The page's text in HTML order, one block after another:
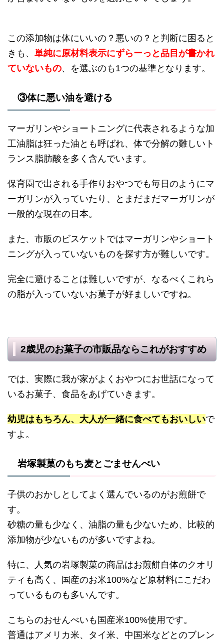
この添加物は体にいいの？悪いの？と判断に困ると
きも、 単純に原材料表示にずらーっと品目が書かれ
ていないもの、を選ぶのも1つの基準となります。
③体に悪い油を避ける
マーガリンやショートニングに代表されるような加
工油脂は狂った油とも呼ばれ、体で分解の難しいト
ランス脂肪酸を多く含んでいます。
保育園で出される手作りおやつでも毎日のようにマ
ーガリンが入っていたり、とまだまだマーガリンが
一般的な現在の日本。
また、市販のビスケットではマーガリンやショート
ニングが入っていないものを探す方が難しいです。
完全に避けることは難しいですが、なるべくこれら
の脂が入っていないお菓子が好ましいですね。
2歳児のお菓子の市販品ならこれがおすすめ
では、実際に我が家がよくおやつにお世話になって
いるお菓子、食品をあげていきます。
幼児はもちろん、大人が一緒に食べてもおいしいで
すよ。
岩塚製菓のもち麦とごませんべい
子供のおかしとしてよく選んでいるのがお煎餅で
す。
砂糖の量も少なく、油脂の量も少ないため、比較的
添加物が少ないものが多いですよね。
特に、人気の岩塚製菓の商品はお煎餅自体のクオリ
ティも高く、国産のお米100%など原材料にこだわ
っているものも多いんです。
こちらのおせんべいも国産米100%使用です。
普通はアメリカ米、タイ米、中国米などとのブレン